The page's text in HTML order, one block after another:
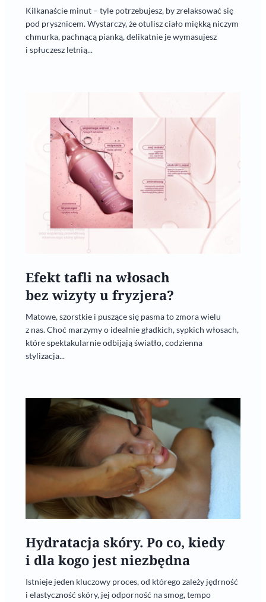
Kilkanaście minut – tyle potrzebujesz, by zrelaksować się
pod prysznicem. Wystarczy, że otulisz ciało miękką niczym
chmurka, pachnącą pianką, delikatnie je wymasujesz
i spłuczesz letnią...
Efekt tafli na włosach
bez wizyty u fryzjera?
Matowe, szorstkie i puszące się pasma to zmora wielu
z nas. Choć marzymy o idealnie gładkich, sypkich włosach,
które spektakularnie odbijają światło, codzienna
stylizacja...
Hydratacja skóry. Po co, kiedy
i dla kogo jest niezbędna
Istnieje jeden kluczowy proces, od którego zależy jędrność
i elastyczność skóry, jej odporność na smog, tempo